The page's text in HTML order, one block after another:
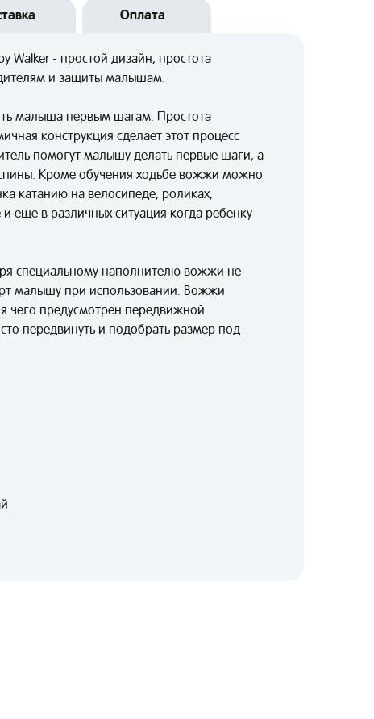
Оплата
Walker - простой дизайн, простота
и защиты малышам.
малыша первым шагам. Простота
конструкция сделает этот процесс
помогут малышу делать первые шаги, а
Кроме обучения ходьбе вожжи можно
катанию на велосипеде, роликах,
еще в различных ситуация когда ребенку
специальному наполнителю вожжи не
малышу при использовании. Вожжи
чего предусмотрен передвижной
передвинуть и подобрать размер под